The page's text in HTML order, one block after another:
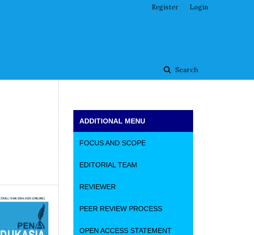
Search
Register Login
ADDITIONAL MENU
FOCUS AND SCOPE
EDITORIAL TEAM
REVIEWER
PEER REVIEW PROCESS
OPEN ACCESS STATEMENT